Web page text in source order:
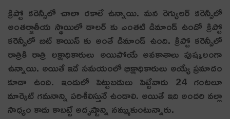
క్రిప్టో కరెన్సీలో చాలా రకాలే ఉన్నాయి. మన రెగ్యులర్ కరెన్సీలో
అంతర్జాతీయ స్థాయిలో డాలర్ కు ఎంతటి డిమాండ్ ఉందో క్రిప్టో
కరెన్సీలో బిట్ కాయిన్ కు అంతే డిమాండ్ ఉంది. క్రిప్టో కరెన్సీలో
రాత్రికి రాత్రి లక్షాధికారులు అయిపోయే అవకాశాలు పుష్కలంగా
ఉన్నాయి. అయితే ఇదే సమయంలో భిక్షాధికారులు అయ్యే ప్రమాదం
కూడా ఉంది. ఇందులో పెట్టుబడులు పెట్టేవారు 24 గంటలూ
మార్కెట్ గమనాన్ని పరిశీలిస్తునే ఉండాలి. అయితే ఇది అందరి వల్లా
సాధ్యం కాదు కాబట్టే అదృష్టాన్ని నమ్ముకుంటున్నారు.